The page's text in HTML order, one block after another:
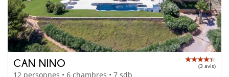
CAN NINO (3 avis)
12 personnes • 6 chambres • 7 sdb